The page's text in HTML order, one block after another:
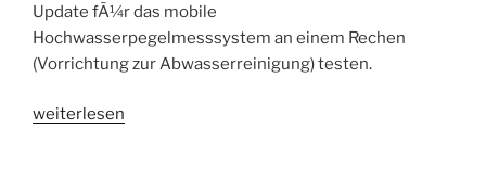
Update fÃ¼r das mobile
Hochwasserpegelmesssystem an einem Rechen
(Vorrichtung zur Abwasserreinigung) testen.
„Erprobung
weiterlesen